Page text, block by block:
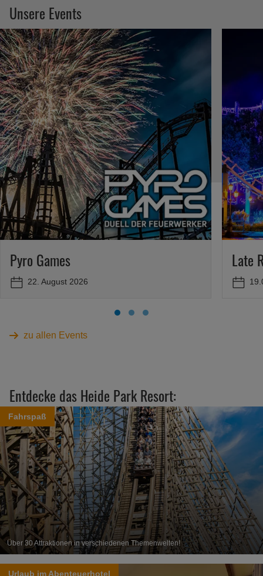
Unsere Events
Pyro Games
22. August 2026
Late
zu allen Events
Entdecke das Heide Park Resort:
Fahrspaß
Über 30 Attraktionen in verschiedenen Themenwelten!
Urlaub im Abenteuerhotel